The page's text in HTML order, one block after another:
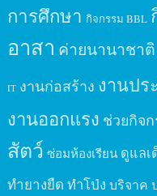
การศึกษา กิจกรรม BBL
อาสา ค่ายนานาชาติ
IT งานก่อสร้าง งานปร
งานออกแรง ช่วยกิจ
สัตว์ ซ่อมห้องเรียน ดูแลเ
ทำยางยืด ทำโป่ง บริจาค